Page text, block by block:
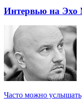
Интервью на
Часто можно